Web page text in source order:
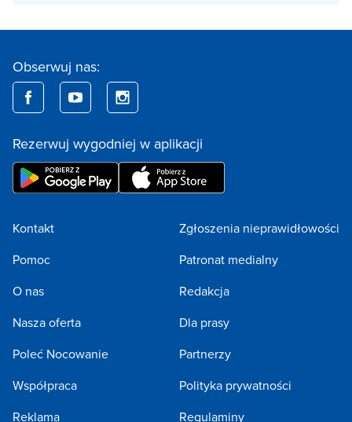
Obserwuj nas:
Rezerwuj wygodniej w aplikacji
Kontakt
Pomoc
O nas
Nasza oferta
Poleć Nocowanie
Współpraca
Reklama
Zgłoszenia nieprawidłowości
Patronat medialny
Redakcja
Dla prasy
Partnerzy
Polityka prywatności
Regulaminy